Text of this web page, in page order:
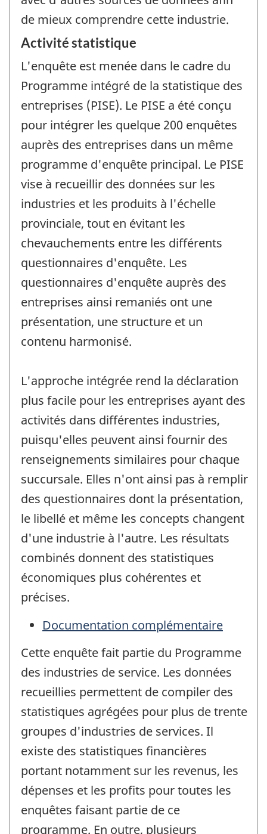
de mieux comprendre cette industrie.
Activité statistique
L'enquête est menée dans le cadre du
Programme intégré de la statistique des
entreprises (PISE). Le PISE a été conçu
pour intégrer les quelque 200 enquêtes
auprès des entreprises dans un même
programme d'enquête principal. Le PISE
vise à recueillir des données sur les
industries et les produits à l'échelle
provinciale, tout en évitant les
chevauchements entre les différents
questionnaires d'enquête. Les
questionnaires d'enquête auprès des
entreprises ainsi remaniés ont une
présentation, une structure et un
contenu harmonisé.
L'approche intégrée rend la déclaration
plus facile pour les entreprises ayant des
activités dans différentes industries,
puisqu'elles peuvent ainsi fournir des
renseignements similaires pour chaque
succursale. Elles n'ont ainsi pas à remplir
des questionnaires dont la présentation,
le libellé et même les concepts changent
d'une industrie à l'autre. Les résultats
combinés donnent des statistiques
économiques plus cohérentes et
précises.
Documentation complémentaire
Cette enquête fait partie du Programme
des industries de service. Les données
recueillies permettent de compiler des
statistiques agrégées pour plus de trente
groupes d'industries de services. Il
existe des statistiques financières
portant notamment sur les revenus, les
dépenses et les profits pour toutes les
enquêtes faisant partie de ce
programme. En outre, plusieurs